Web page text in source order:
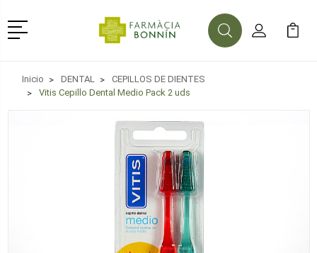
Menú
BuscarMi Cuenta
Mi
Inicio DENTAL
CEPILLOS DE DIENTES
Vitis Cepillo Dental Medio Pack 2 uds